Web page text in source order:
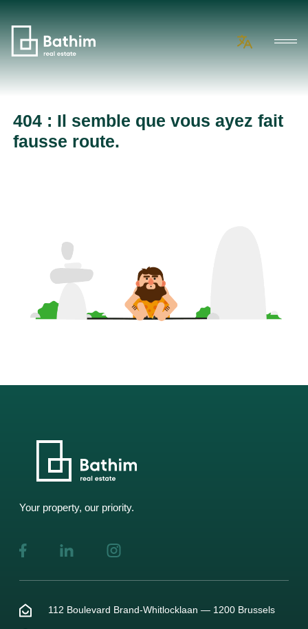
404 : Il semble que vous ayez fait
fausse route.
Your property, our priority.
112 Boulevard Brand-Whitlocklaan — 1200 Brussels